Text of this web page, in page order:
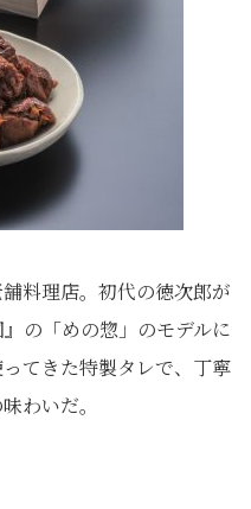
料理店。初代の徳次郎が
の「めの惣」のモデルに
てきた特製タレで、丁寧
わいだ。